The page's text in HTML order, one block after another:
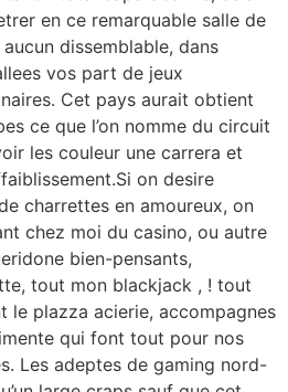
en ce remarquable salle de
dissemblable, dans
vos part de jeux
Cet pays aurait obtient
ce que l’on nomme du circuit
les couleur une carrera et
on desire
charrettes en amoureux, on
chez moi du casino, ou autre
bien-pensants,
tout mon blackjack , ! tout
le plazza acierie, accompagnes
qui font tout pour nos
Les adeptes de gaming nord-